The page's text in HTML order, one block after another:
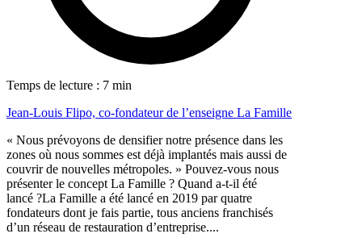
Temps de lecture : 7 min
Jean-Louis Flipo, co-fondateur de l’enseigne La Famille
« Nous prévoyons de densifier notre présence dans les
zones où nous sommes est déjà implantés mais aussi de
couvrir de nouvelles métropoles. » Pouvez-vous nous
présenter le concept La Famille ? Quand a-t-il été
lancé ?La Famille a été lancé en 2019 par quatre
fondateurs dont je fais partie, tous anciens franchisés
d’un réseau de restauration d’entreprise....